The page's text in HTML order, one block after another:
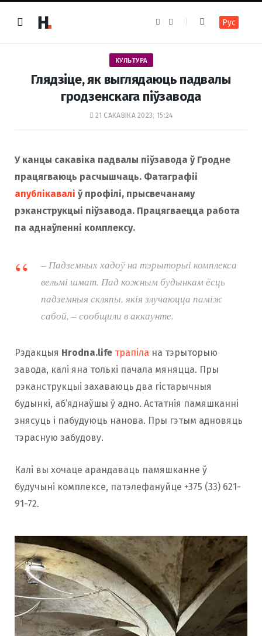
e
k
t
a
m
Рус
КУЛЬТУРА
Глядзіце, як выглядаюць падвалы
гродзенскага піўзавода
21 САКАВІКА 2023, 15:24
У канцы сакавіка падвалы піўзавода ў Гродне
працягваюць расчышчаць. Фатаграфіі
апублікавалі ў профілі, прысвечанаму
рэканструкцыі піўзавода. Працягваецца работа
па аднаўленні комплексу.
– Падземных хадоў на тэрыторыі комплекса
вельмі шмат. Пад кожным будынкам ёсць
падземныя скляпы, якія злучаюцца паміж
сабой, – сообщили в аккаунте.
Рэдакцыя Hrodna.life трапіла на тэрыторыю
завода, калі яна толькі пачала мяняцца. Пры
рэканструкцыі захаваюць два гістарычныя
будынкі, аб’яднаўшы ў адно. Астатнія памяшканні
знясуць і пабудуюць нанова. Пры гэтым адновяць
тэрасную забудову.
Калі вы хочаце арандаваць памяшканне ў
будучыні комплексе, патэлефануйце +375 (33) 621-
91-72.